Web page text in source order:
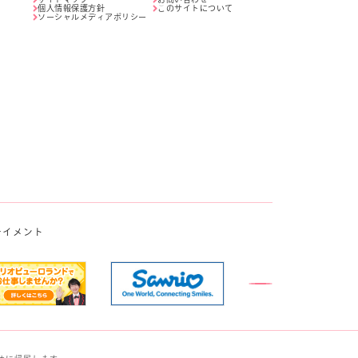
個人情報保護方針
このサイトについて
ソーシャルメディアポリシー
メント